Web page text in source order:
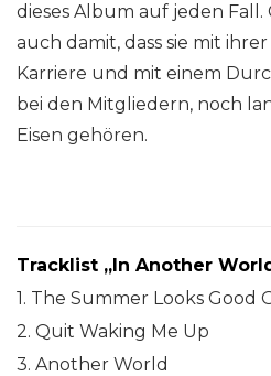
dieses Album auf jeden Fall.
auch damit, dass sie mit
Karriere und mit einem
bei den Mitgliedern, noch
Eisen gehören.
Tracklist „In Another
1. The Summer Looks Good
2. Quit Waking Me Up
3. Another World